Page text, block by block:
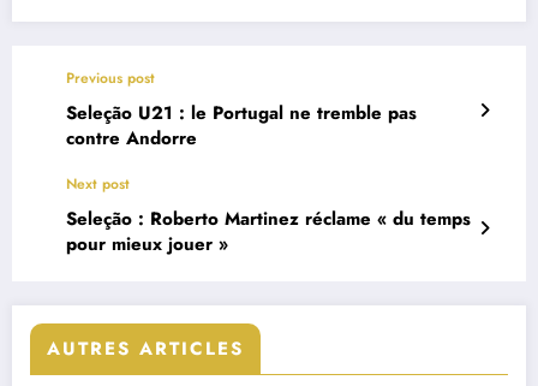
Previous post
Seleção U21 : le Portugal ne tremble pas
contre Andorre
Next post
Seleção : Roberto Martinez réclame « du temps
pour mieux jouer »
AUTRES ARTICLES